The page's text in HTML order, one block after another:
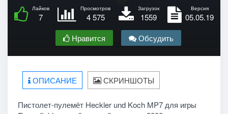
Лайков
7
Просмотров
4 575
Загрузок
1559
Версия
05.05.19
Нравится
Обсудить
ОПИСАНИЕ СКРИНШОТЫ
Пистолет-пулемёт Heckler und Koch MP7 для игры